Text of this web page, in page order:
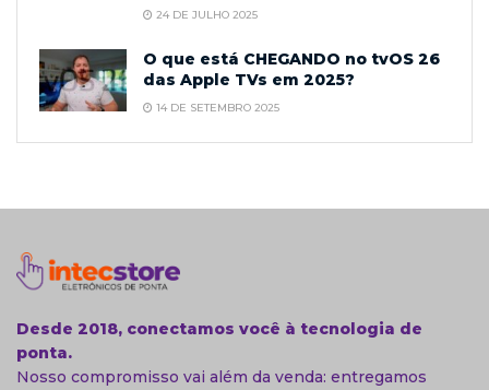
24 DE JULHO 2025
O que está CHEGANDO no tvOS 26
das Apple TVs em 2025?
14 DE SETEMBRO 2025
Desde 2018, conectamos você à tecnologia de
ponta.
Nosso compromisso vai além da venda: entregamos